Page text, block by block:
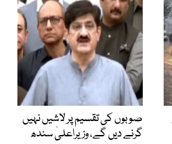
صوبوں کی تقسیم پر لاشیں نہیں
گرنے دیں گے، وزیراعلیٰ سندھ